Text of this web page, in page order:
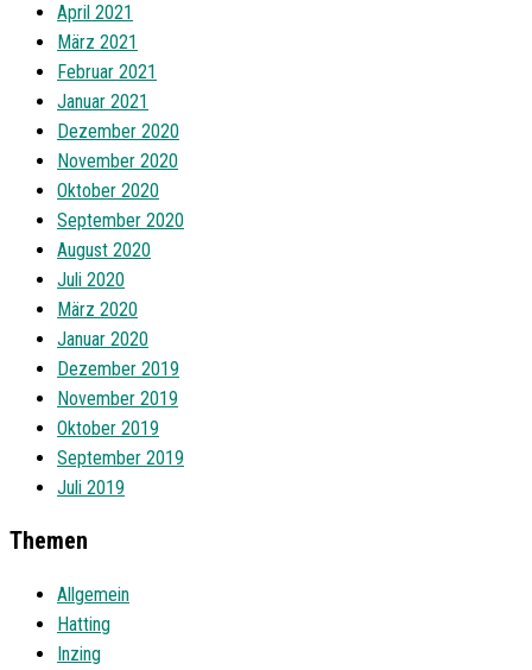
April 2021
März 2021
Februar 2021
Januar 2021
Dezember 2020
November 2020
Oktober 2020
September 2020
August 2020
Juli 2020
März 2020
Januar 2020
Dezember 2019
November 2019
Oktober 2019
September 2019
Juli 2019
Themen
Allgemein
Hatting
Inzing